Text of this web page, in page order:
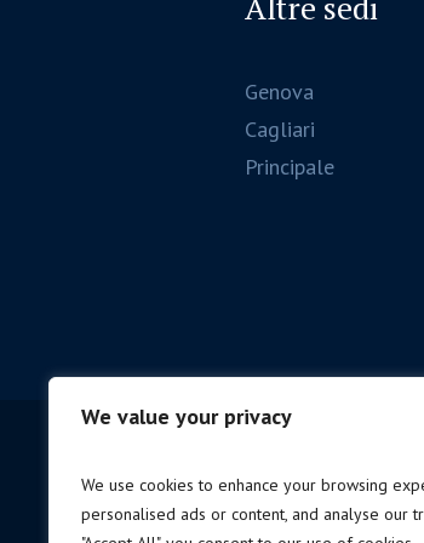
We value your privacy
We use cookies to enhance your browsing
personalised ads or content, and analyse our
Genova
Cagliari
Principale